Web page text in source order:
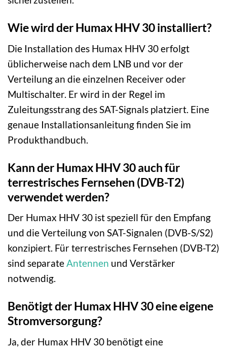
Wie wird der Humax HHV 30 installiert?
Die Installation des Humax HHV 30 erfolgt
üblicherweise nach dem LNB und vor der
Verteilung an die einzelnen Receiver oder
Multischalter. Er wird in der Regel im
Zuleitungsstrang des SAT-Signals platziert. Eine
genaue Installationsanleitung finden Sie im
Produkthandbuch.
Kann der Humax HHV 30 auch für
terrestrisches Fernsehen (DVB-T2)
verwendet werden?
Der Humax HHV 30 ist speziell für den Empfang
und die Verteilung von SAT-Signalen (DVB-S/S2)
konzipiert. Für terrestrisches Fernsehen (DVB-T2)
sind separateAntennen und Verstärker
notwendig.
Benötigt der Humax HHV 30 eine eigene
Stromversorgung?
Ja, der Humax HHV 30 benötigt eine